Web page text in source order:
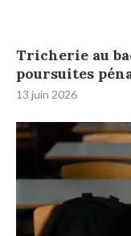
Tricherie au
poursuites
13 juin 2026